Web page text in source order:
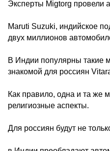
Эксперты Migtorg провели
Maruti Suzuki, индийское
двух миллионов
В Индии популярны такие
знакомой для россиян
Как правило, одна и та же
религиозные аспекты.
Для россиян будут не